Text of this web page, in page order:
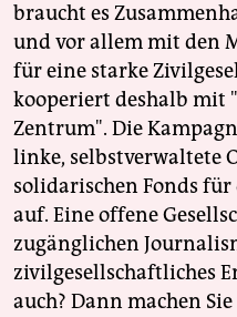
braucht es
und vor allem mit den
für eine starke
kooperiert deshalb mit
Zentrum". Die
linke, selbstverwaltete
solidarischen Fonds
auf. Eine offene
zugänglichen
zivilgesellschaftliches
auch? Dann machen